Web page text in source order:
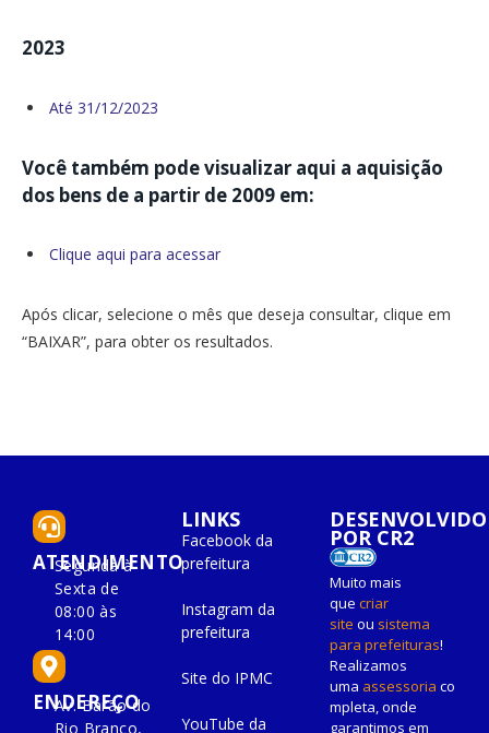
2023
Até 31/12/2023
Você também pode visualizar aqui a aquisição
dos bens de a partir de 2009 em:
Clique aqui para acessar
Após clicar, selecione o mês que deseja consultar, clique em
“BAIXAR”, para obter os resultados.
ATENDIMENTO
Segunda à
Sexta de
08:00 às
14:00
ENDEREÇO
Av. Barão do
Rio Branco,
LINKS
Facebook da
prefeitura
Instagram da
prefeitura
Site do IPMC
YouTube da
DESENVOLVIDO
POR CR2
Muito mais
que criar
site ou sistema
para prefeituras!
Realizamos
uma assessoria co
mpleta, onde
garantimos em